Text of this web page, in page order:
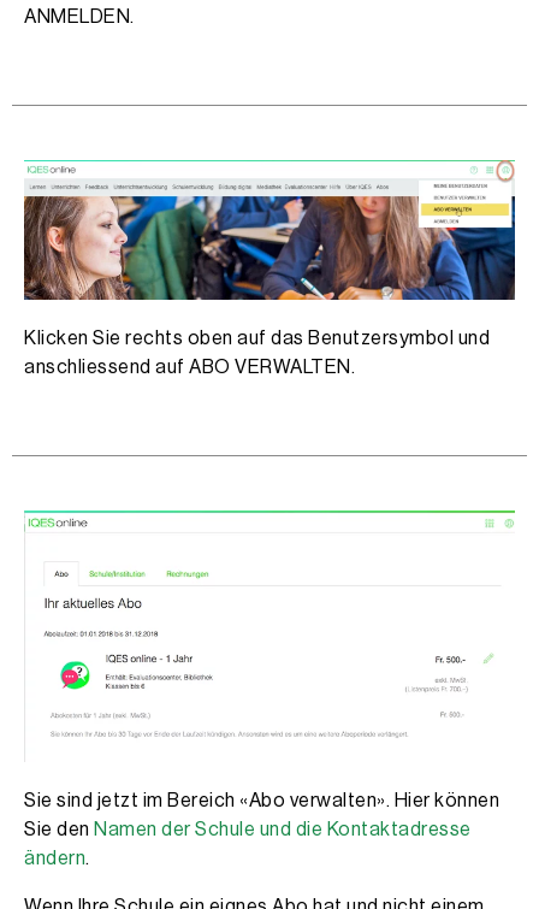
ANMELDEN.
Klicken Sie rechts oben auf das Benutzersymbol und
anschliessend auf ABO VERWALTEN.
Sie sind jetzt im Bereich «Abo verwalten». Hier können
Sie den Namen der Schule und die Kontaktadresse
ändern.